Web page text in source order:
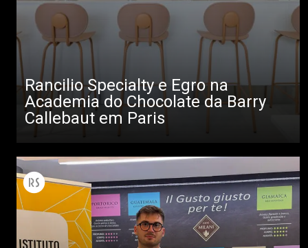
Rancilio Specialty e Egro na
Academia do Chocolate da Barry
Callebaut em Paris